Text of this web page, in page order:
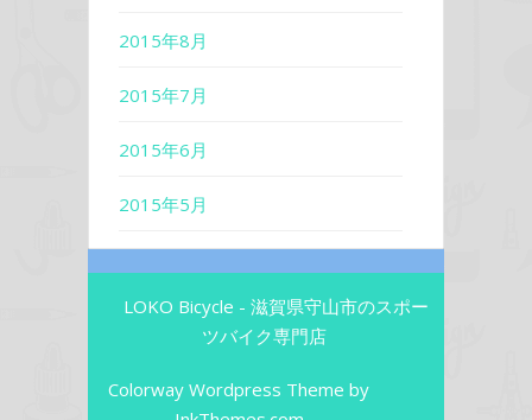
2015年8月
2015年7月
2015年6月
2015年5月
LOKO Bicycle - 滋賀県守山市のスポー
ツバイク専門店
Colorway Wordpress Theme by